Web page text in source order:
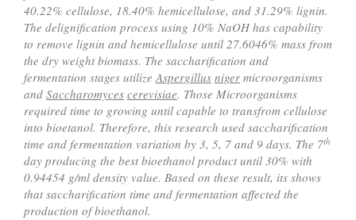
40.22% cellulose, 18.40% hemicellulose, and 31.29% lignin.
The delignification process using 10% NaOH has capability
to remove lignin and hemicellulose until 27.6046% mass from
the dry weight biomass. The saccharification and
fermentation stages utilizeAspergillus niger microorganisms
and Saccharomyces cerevisiae. Those Microorganisms
required time to growing until capable to transfrom cellulose
into bioetanol. Therefore, this research used saccharification
time and fermentation variation by 3, 5, 7 and 9 days. The 7th
day producing the best bioethanol product until 30% with
0.94454 g/ml density value. Based on these result, its shows
that saccharification time and fermentation affected the
production of bioethanol.